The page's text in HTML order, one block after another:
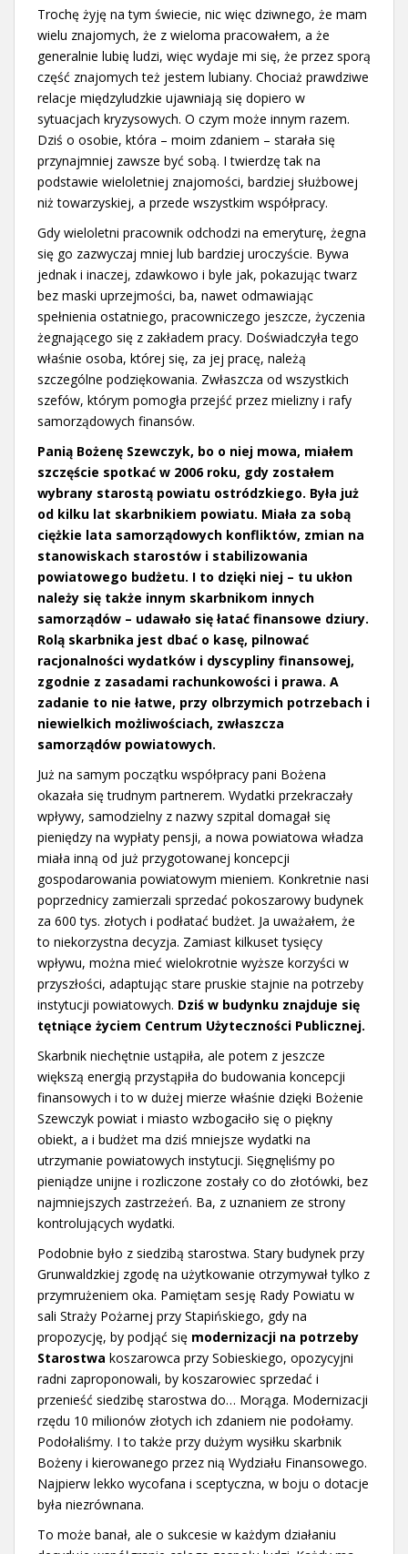
Trochę żyję na tym świecie, nic więc dziwnego, że mam
wielu znajomych, że z wieloma pracowałem, a że
generalnie lubię ludzi, więc wydaje mi się, że przez sporą
część znajomych też jestem lubiany. Chociaż prawdziwe
relacje międzyludzkie ujawniają się dopiero w
sytuacjach kryzysowych. O czym może innym razem.
Dziś o osobie, która – moim zdaniem – starała się
przynajmniej zawsze być sobą. I twierdzę tak na
podstawie wieloletniej znajomości, bardziej służbowej
niż towarzyskiej, a przede wszystkim współpracy.
Gdy wieloletni pracownik odchodzi na emeryturę, żegna
się go zazwyczaj mniej lub bardziej uroczyście. Bywa
jednak i inaczej, zdawkowo i byle jak, pokazując twarz
bez maski uprzejmości, ba, nawet odmawiając
spełnienia ostatniego, pracowniczego jeszcze, życzenia
żegnającego się z zakładem pracy. Doświadczyła tego
właśnie osoba, której się, za jej pracę, należą
szczególne podziękowania. Zwłaszcza od wszystkich
szefów, którym pomogła przejść przez mielizny i rafy
samorządowych finansów.
Panią Bożenę Szewczyk, bo o niej mowa, miałem
szczęście spotkać w 2006 roku, gdy zostałem
wybrany starostą powiatu ostródzkiego. Była już
od kilku lat skarbnikiem powiatu. Miała za sobą
ciężkie lata samorządowych konfliktów, zmian na
stanowiskach starostów i stabilizowania
powiatowego budżetu. I to dzięki niej – tu ukłon
należy się także innym skarbnikom innych
samorządów – udawało się łatać finansowe dziury.
Rolą skarbnika jest dbać o kasę, pilnować
racjonalności wydatków i dyscypliny finansowej,
zgodnie z zasadami rachunkowości i prawa. A
zadanie to nie łatwe, przy olbrzymich potrzebach i
niewielkich możliwościach, zwłaszcza
samorządów powiatowych.
Już na samym początku współpracy pani Bożena
okazała się trudnym partnerem. Wydatki przekraczały
wpływy, samodzielny z nazwy szpital domagał się
pieniędzy na wypłaty pensji, a nowa powiatowa władza
miała inną od już przygotowanej koncepcji
gospodarowania powiatowym mieniem. Konkretnie nasi
poprzednicy zamierzali sprzedać pokoszarowy budynek
za 600 tys. złotych i podłatać budżet. Ja uważałem, że
to niekorzystna decyzja. Zamiast kilkuset tysięcy
wpływu, można mieć wielokrotnie wyższe korzyści w
przyszłości, adaptując stare pruskie stajnie na potrzeby
instytucji powiatowych. Dziś w budynku znajduje się
tętniące życiem Centrum Użyteczności Publicznej.
Skarbnik niechętnie ustąpiła, ale potem z jeszcze
większą energią przystąpiła do budowania koncepcji
finansowych i to w dużej mierze właśnie dzięki Bożenie
Szewczyk powiat i miasto wzbogaciło się o piękny
obiekt, a i budżet ma dziś mniejsze wydatki na
utrzymanie powiatowych instytucji. Sięgnęliśmy po
pieniądze unijne i rozliczone zostały co do złotówki, bez
najmniejszych zastrzeżeń. Ba, z uznaniem ze strony
kontrolujących wydatki.
Podobnie było z siedzibą starostwa. Stary budynek przy
Grunwaldzkiej zgodę na użytkowanie otrzymywał tylko z
przymrużeniem oka. Pamiętam sesję Rady Powiatu w
sali Straży Pożarnej przy Stapińskiego, gdy na
propozycję, by podjąć się modernizacji na potrzeby
Starostwa koszarowca przy Sobieskiego, opozycyjni
radni zaproponowali, by koszarowiec sprzedać i
przenieść siedzibę starostwa do… Morąga. Modernizacji
rzędu 10 milionów złotych ich zdaniem nie podołamy.
Podołaliśmy. I to także przy dużym wysiłku skarbnik
Bożeny i kierowanego przez nią Wydziału Finansowego.
Najpierw lekko wycofana i sceptyczna, w boju o dotacje
była niezrównana.
To może banał, ale o sukcesie w każdym działaniu